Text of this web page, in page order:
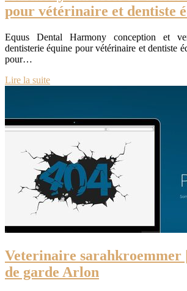
pour vétérinaire et dentiste
Equus Dental Harmony conception et
dentisterie équine pour vétérinaire et dentiste
pour…
Lire la suite
Veterinaire sa­rahkroem­mer
de garde Arlon